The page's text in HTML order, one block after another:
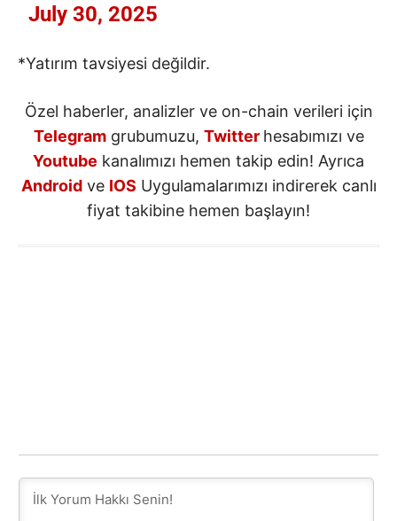
July 30, 2025
*Yatırım tavsiyesi değildir.
Özel haberler, analizler ve on-chain verileri için
Telegramgrubumuzu, Twitter hesabımızı ve
Youtube kanalımızı hemen takip edin! Ayrıca
Androidve IOS Uygulamalarımızı indirerek canlı
fiyat takibine hemen başlayın!